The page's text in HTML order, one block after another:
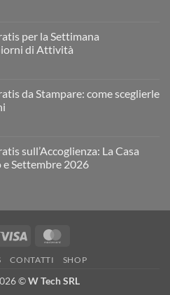
per la Settimana
di Attività
da Stampare: come sceglierle
sull’Accoglienza: La Casa
Settembre 2026
Visa
CONTATTI SHOP
©W Tech SRL